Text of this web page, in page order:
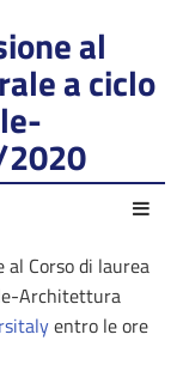
al
a ciclo
al Corso di laurea
Architettura
entro le ore